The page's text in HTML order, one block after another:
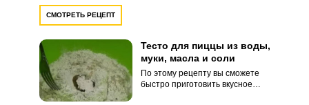
СМОТРЕТЬ РЕЦЕПТ
Тесто для пиццы из воды,
муки, масла и соли
По этому рецепту вы сможете
быстро приготовить вкусное